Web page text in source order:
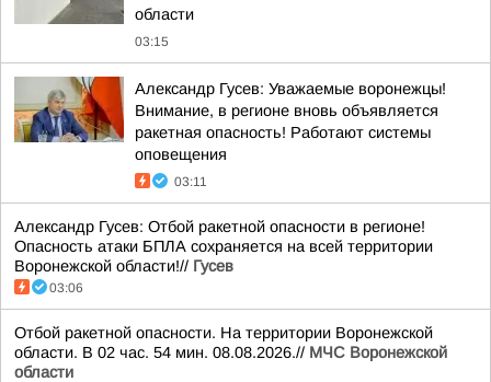
области
03:15
Александр Гусев: Уважаемые воронежцы!
Внимание, в регионе вновь объявляется
ракетная опасность! Работают системы
оповещения
03:11
Александр Гусев: Отбой ракетной опасности в регионе!
Опасность атаки БПЛА сохраняется на всей территории
Воронежской области!// Гусев
03:06
Отбой ракетной опасности. На территории Воронежской
области. В 02 час. 54 мин. 08.08.2026.// МЧС Воронежской
области